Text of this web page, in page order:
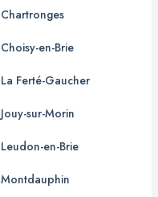
Chartronges
Choisy-en-Brie
La Ferté-Gaucher
Jouy-sur-Morin
Leudon-en-Brie
Montdauphin